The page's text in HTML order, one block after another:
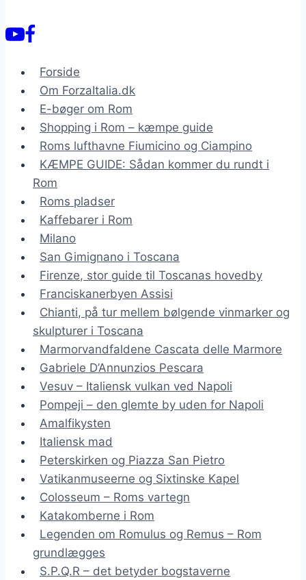
Forside
Om ForzaItalia.dk
E-bøger om Rom
Shopping i Rom – kæmpe guide
Roms lufthavne Fiumicino og Ciampino
KÆMPE GUIDE: Sådan kommer du rundt i
Rom
Roms pladser
Kaffebarer i Rom
Milano
San Gimignano i Toscana
Firenze, stor guide til Toscanas hovedby
Franciskanerbyen Assisi
Chianti, på tur mellem bølgende vinmarker og
skulpturer i Toscana
Marmorvandfaldene Cascata delle Marmore
Gabriele D’Annunzios Pescara
Vesuv – Italiensk vulkan ved Napoli
Pompeji – den glemte by uden for Napoli
Amalfikysten
Italiensk mad
Peterskirken og Piazza San Pietro
Vatikanmuseerne og Sixtinske Kapel
Colosseum – Roms vartegn
Katakomberne i Rom
Legenden om Romulus og Remus – Rom
grundlægges
S.P.Q.R – det betyder bogstaverne